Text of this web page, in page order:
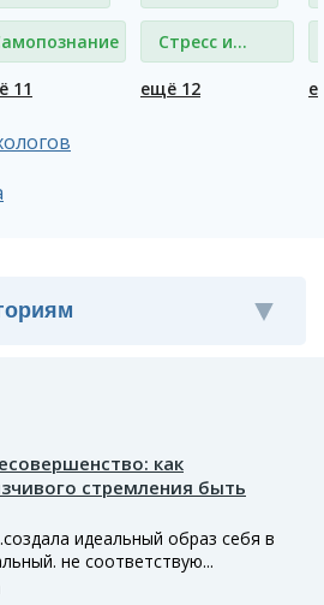
11
Стресс и
депрессия
ещё 12
как
стремления быть
идеальный образ себя в
не соответствую...